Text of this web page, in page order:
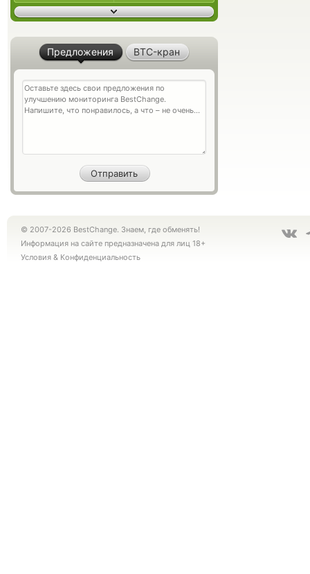
Предложения BTC-кран
© 2007-2026 BestChange. Знаем, где обменять!
Информация на сайте предназначена для лиц 18+
Условия & Конфиденциальность